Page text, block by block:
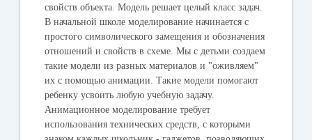
свойств объекта. Модель решает целый класс задач.
В начальной школе моделирование начинается с
простого символического замещения и обозначения
отношений и свойств в схеме. Мы с детьми создаем
такие модели из разных материалов и "оживляем"
их с помощью анимации. Такие модели помогают
ребенку усвоить любую учебную задачу.
Анимационное моделирование требует
использования технических средств, с которыми